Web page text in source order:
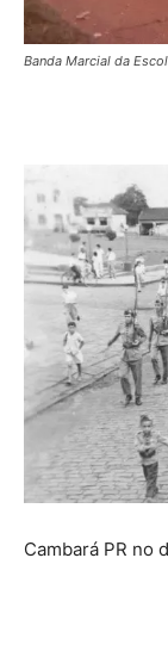
Banda Marcial da
Cambará PR no